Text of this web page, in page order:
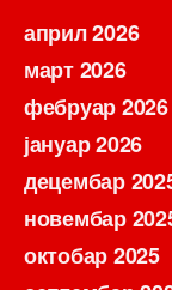
април 2026
март 2026
фебруар 2026
јануар 2026
децембар
новембар
октобар 2025